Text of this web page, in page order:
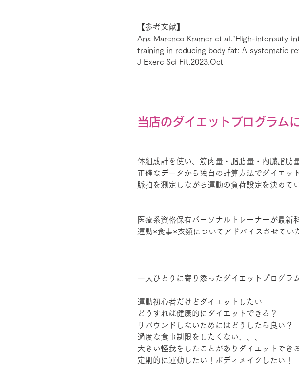
【参考文献】
Ana Marenco Kramer et al."High-intensuty
training in reducing body fat: A systematic
J Exerc Sci Fit.2023.Oct.
当店のダイエットプログラム
体組成計を使い、筋肉量・脂肪量・内臓脂肪
正確なデータから独自の計算方法でダイエッ
脈拍を測定しながら運動の負荷設定を決めて
医療系資格保有パーソナルトレーナーが最新
運動×食事×衣類についてアドバイスさせてい
一人ひとりに寄り添ったダイエットプログラ
運動初心者だけどダイエットしたい
どうすれば健康的にダイエットできる？
リバウンドしないためにはどうしたら良い？
過度な食事制限をしたくない、、、
大きい怪我をしたことがありダイエットでき
定期的に運動したい！ボディメイクしたい！